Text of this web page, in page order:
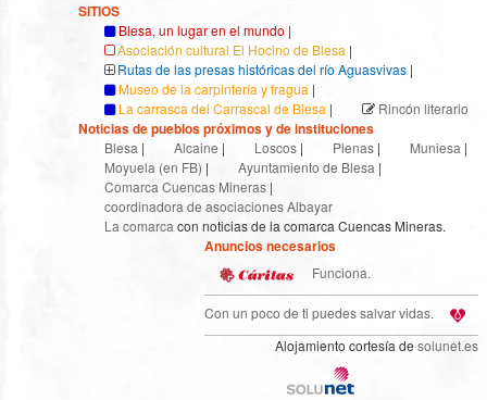
SITIOS
Blesa, un lugar en el mundo |
Asociación cultural El Hocino de Blesa |
Rutas de las presas históricas del río Aguasvivas |
Museo de la carpintería y fragua |
La carrasca del Carrascal de Blesa | Rincón literario
Noticias de pueblos próximos y de instituciones
Blesa | Alcaine | Loscos | Plenas | Muniesa |
Moyuela (en FB) | Ayuntamiento de Blesa |
Comarca Cuencas Mineras |
coordinadora de asociaciones Albayar
La comarcacon noticias de la comarca Cuencas Mineras.
Anuncios necesarios
Funciona.
Con un poco de ti puedes salvar vidas.
Alojamiento cortesía de solunet.es